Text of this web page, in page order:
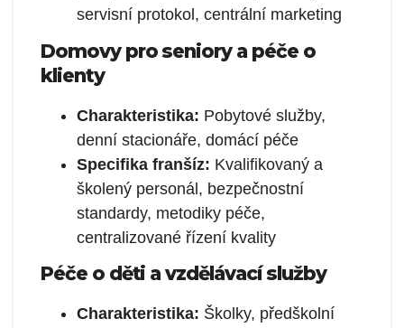
servisní protokol, centrální marketing
Domovy pro seniory a péče o
klienty
Charakteristika: Pobytové služby,
denní stacionáře, domácí péče
Specifika franšíz: Kvalifikovaný a
školený personál, bezpečnostní
standardy, metodiky péče,
centralizované řízení kvality
Péče o děti a vzdělávací služby
Charakteristika: Školky, předškolní